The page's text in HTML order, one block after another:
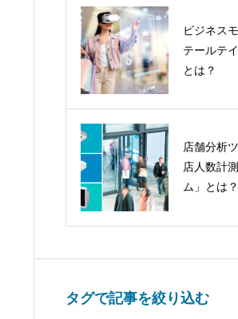
ビジネス
テールテ
とは？
店舗分析
店人数計
ム」とは
マーケテ
について考
美術館・
の施設に
タ分析・
接客分析の
タグで記事を絞り込む